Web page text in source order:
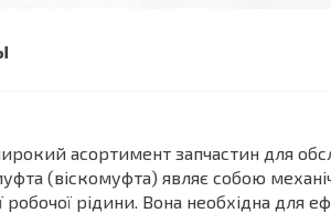
асортимент запчастин для
(віскомуфта) являє собою
робочої рідини. Вона необхідна для